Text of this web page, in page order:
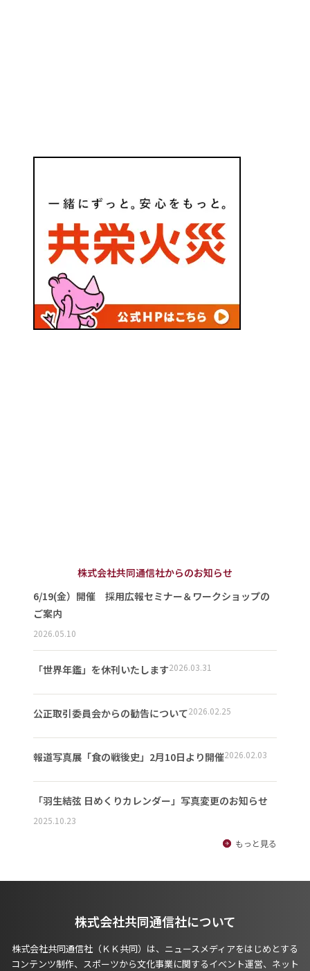
株式会社共同通信社からのお知らせ
6/19(金）開催 採用広報セミナー＆ワークショップの
ご案内
2026.05.10
「世界年鑑」を休刊いたします2026.03.31
公正取引委員会からの勧告について2026.02.25
報道写真展「食の戦後史」2月10日より開催2026.02.03
「羽生結弦 日めくりカレンダー」写真変更のお知らせ
2025.10.23
もっと見る
株式会社共同通信社について
株式会社共同通信社（ＫＫ共同）は、ニュースメディアをはじめとする
コンテンツ制作、スポーツから文化事業に関するイベント運営、ネット